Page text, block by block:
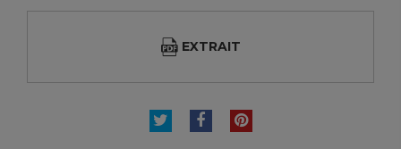
EXTRAIT
TWEETPARTAGERPINTEREST